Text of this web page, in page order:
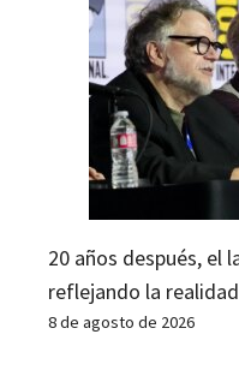
20 años después, el
reflejando la
8 de agosto de 2026